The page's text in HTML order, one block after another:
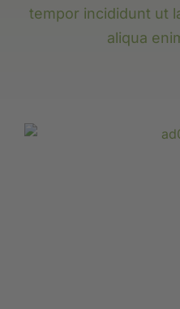
tempor incididunt ut
aliqua